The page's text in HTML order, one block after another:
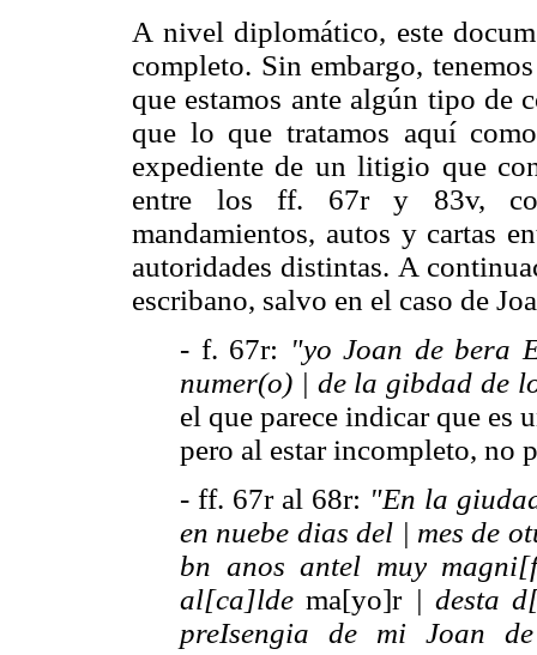
A nivel diplomático, este
completo. Sin embargo,
que estamos ante algún tipo de
que lo que tratamos aquí
expediente de un litigio que
entre los ff. 67r y 83v,
mandamientos, autos y cartas
autoridades distintas. A
escribano, salvo en el caso de
- f. 67r: "yo Joan de bera
numer(o) | de la gibdad de
el que parece indicar que es
pero al estar incompleto, no
- ff. 67r al 68r: "En la
en nuebe dias del | mes de
bn anos antel muy
al[ca]lde ma[yo]r | desta
preIsengia de mi Joan